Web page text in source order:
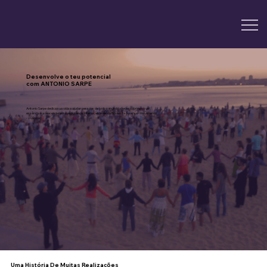
Desenvolve o teu potencial
com ANTONIO SARPE
Antonio Sarpe dedica sua vida a ajudar pessoas de todo o mundo a redescobrirem sua
essência e a reacenderem sua potência interior, através da Biodanza (música - movimento
- vivência)
Uma História De Muitas Realizações